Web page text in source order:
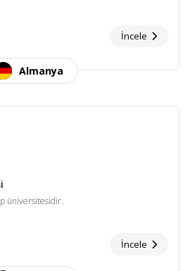
İncele
Almanya
üniversitesidir.
İncele